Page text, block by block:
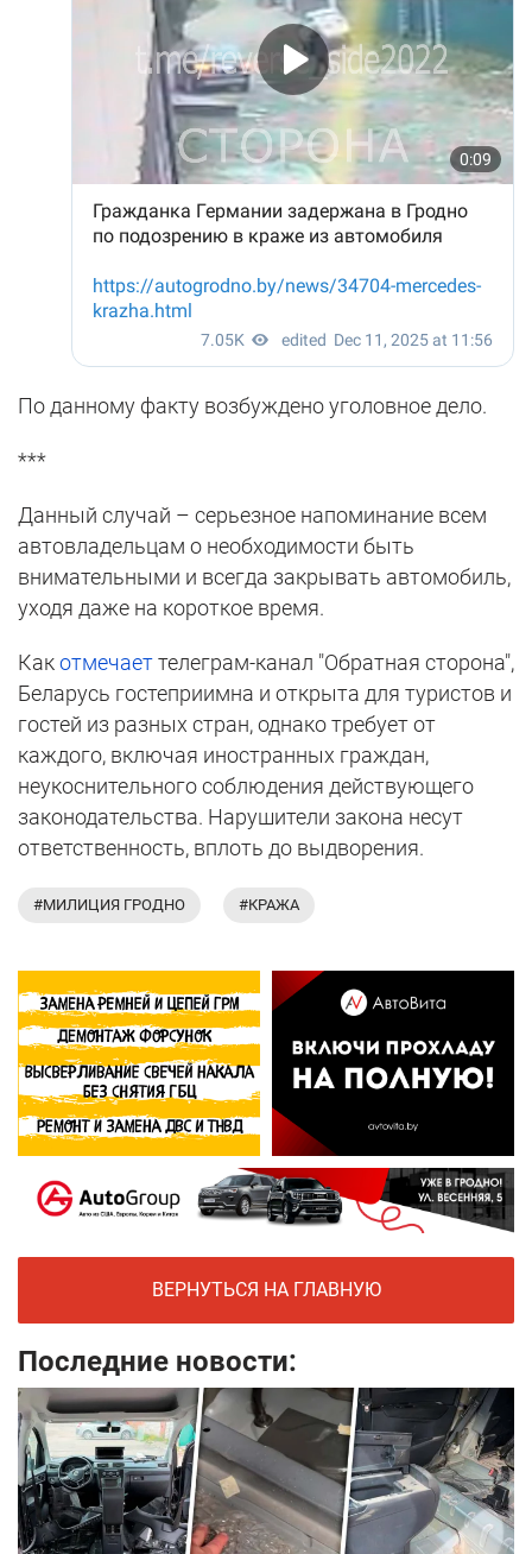
По данному факту возбуждено уголовное дело.
***
Данный случай – серьезное напоминание всем
автовладельцам о необходимости быть
внимательными и всегда закрывать автомобиль,
уходя даже на короткое время.
Какотмечаеттелеграм-канал "Обратная сторона",
Беларусь гостеприимна и открыта для туристов и
гостей из разных стран, однако требует от
каждого, включая иностранных граждан,
неукоснительного соблюдения действующего
законодательства. Нарушители закона несут
ответственность, вплоть до выдворения.
#МИЛИЦИЯ ГРОДНО #КРАЖА
ВЕРНУТЬСЯ НА ГЛАВНУЮ
Последние новости: